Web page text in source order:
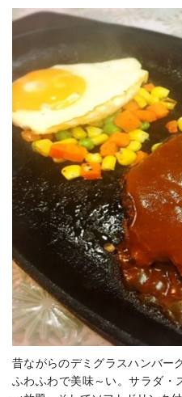
昔ながらのデミグラスハンバー
ふわふわで美味～い。サラダ・